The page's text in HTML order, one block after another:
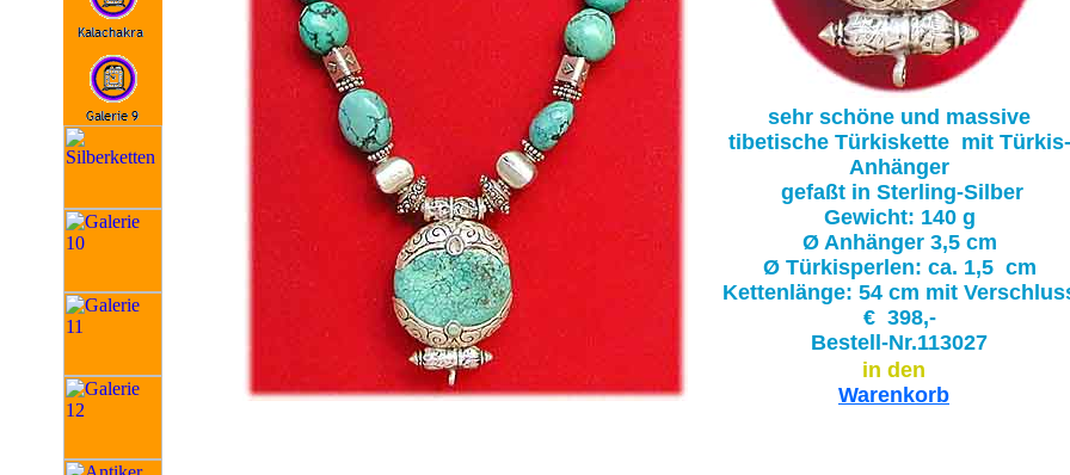
sehr schöne und massive
tibetische Türkiskette mit Türkis-
Anhänger
gefaßt in Sterling-Silber
Gewicht: 140 g
Ø Anhänger 3,5 cm
Ø Türkisperlen: ca. 1,5 cm
Kettenlänge: 54 cm mit
€ 398,-
Bestell-Nr.113027
in den
Warenkorb